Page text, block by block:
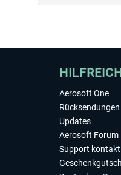
Aerosoft One
Updates
Aerosoft Forum
Support